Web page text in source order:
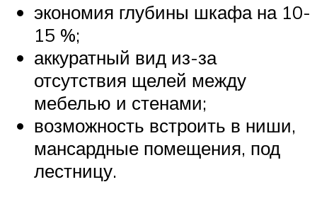
экономия глубины шкафа на 10-
15 %;
аккуратный вид из-за
отсутствия щелей между
мебелью и стенами;
возможность встроить в ниши,
мансардные помещения, под
лестницу.